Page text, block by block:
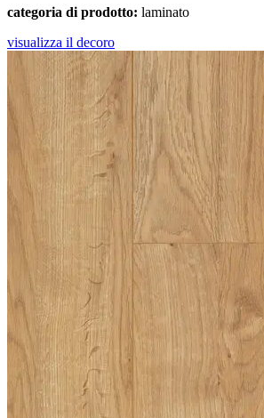
categoria di prodotto: laminato
visualizza il decoro